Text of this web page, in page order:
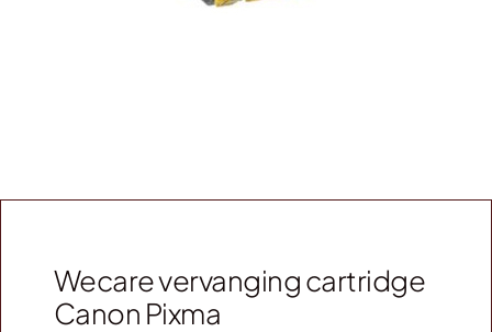
Wecare vervanging cartridge
Canon Pixma